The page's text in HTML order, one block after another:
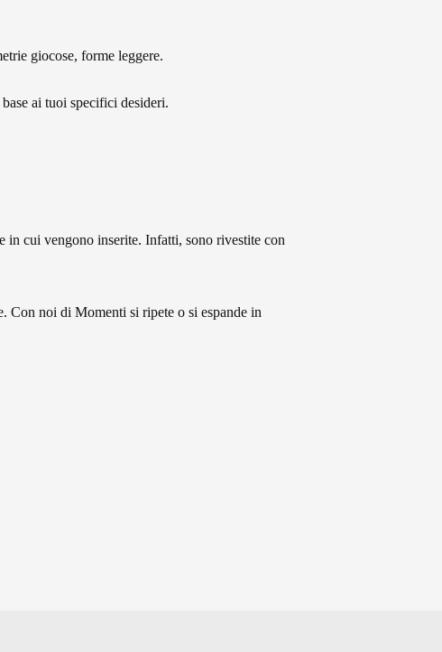
giocose, forme leggere.
ai tuoi specifici desideri.
in cui vengono inserite. Infatti, sono rivestite con
Con noi di Momenti si ripete o si espande in